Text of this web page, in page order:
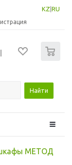
KZ RU
Найти
МЕТОД